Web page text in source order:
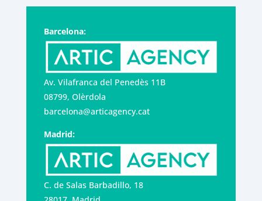
Barcelona:
Av. Vilafranca del Penedès 11B
08799, Olèrdola
barcelona@articagency.cat
Madrid:
C. de Salas Barbadillo, 18